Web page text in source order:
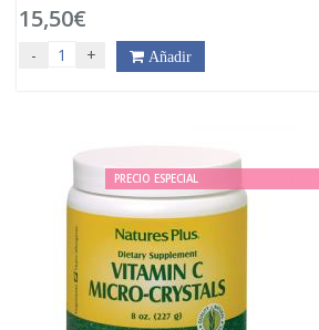
15,50€
- + Añadir
PRECIO ESPECIAL